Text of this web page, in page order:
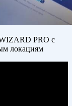
PRO с
локациям